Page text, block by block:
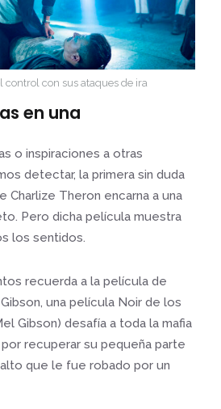
control con sus ataques de ira
en una
o inspiraciones a otras
detectar, la primera sin duda
Charlize Theron encarna a una
Pero dicha película muestra
los sentidos.
recuerda a la película de
una película Noir de los
Gibson) desafía a toda la mafia
recuperar su pequeña parte
que le fue robado por un